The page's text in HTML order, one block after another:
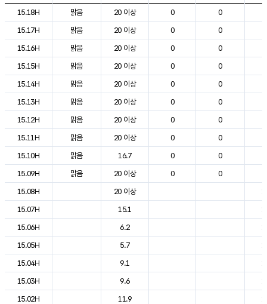
도시별 기상실황표로 지점, 날씨, 기온, 강수, 바람, 기압등을 안내한 표입
15.18H
맑음 20 이상 0 0
15.17H
맑음 20 이상 0 0
15.16H
맑음 20 이상 0 0
15.15H
맑음 20 이상 0 0
15.14H
맑음 20 이상 0 0
15.13H
맑음 20 이상 0 0
15.12H
맑음 20 이상 0 0
15.11H
맑음 20 이상 0 0
15.10H
맑음 16.7 0 0
15.09H
맑음 20 이상 0 0
15.08H
20 이상
15.07H
15.1
15.06H
6.2
15.05H
5.7
15.04H
9.1
15.03H
9.6
15.02H
11.9